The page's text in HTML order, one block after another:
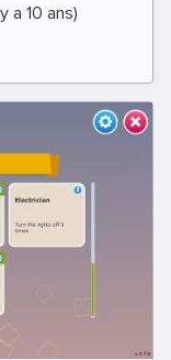
a 10 ans)